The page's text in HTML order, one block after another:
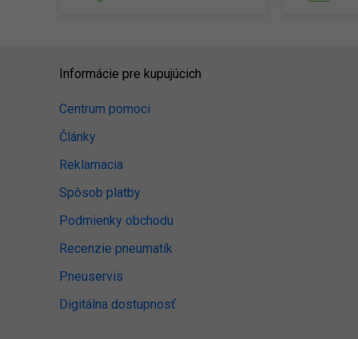
Informácie pre kupujúcich
Centrum pomoci
Články
Reklamacia
Spôsob platby
Podmienky obchodu
Recenzie pneumatík
Pneuservis
Digitálna dostupnosť